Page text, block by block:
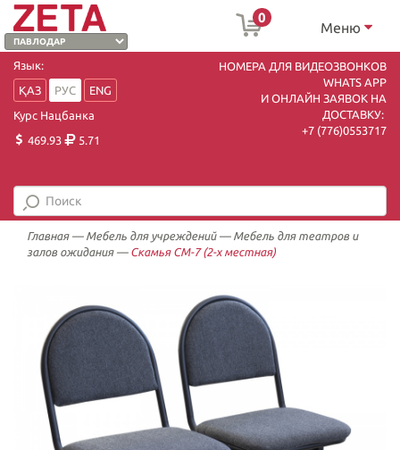
0
Меню
Язык:
ҚАЗ
РУС
ENG
Курс Нацбанка
469.93
5.71
НОМЕРА ДЛЯ ВИДЕОЗВОНКОВ
WHATS APP
И ОНЛАЙН ЗАЯВОК НА
ДОСТАВКУ:
+7 (776)0553717
Главная— Мебель для учреждений— Мебель для театров и
залов ожидания— Скамья СМ-7 (2-х местная)